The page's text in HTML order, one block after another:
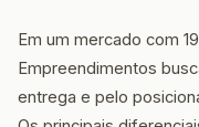
Em um mercado com
Empreendimentos
entrega e pelo